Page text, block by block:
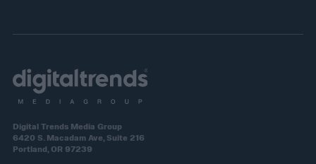
Digital Trends Media Group
6420 S. Macadam Ave, Suite 216
Portland, OR 97239